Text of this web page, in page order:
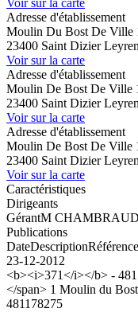
Adresse d'établissement
Moulin Du Bost De Ville
23400 Saint Dizier
Voir sur la carte
Adresse d'établissement
Moulin De Bost De Ville
23400 Saint Dizier
Voir sur la carte
Adresse d'établissement
Moulin De Bost De Ville
23400 Saint Dizier
Voir sur la carte
Caractéristiques
Dirigeants
GérantM CHAMBRAUD
Publications
DateDescriptionRéférence
23-12-2012
<b><i>371</i></b> -
</span> 1 Moulin du
481178275